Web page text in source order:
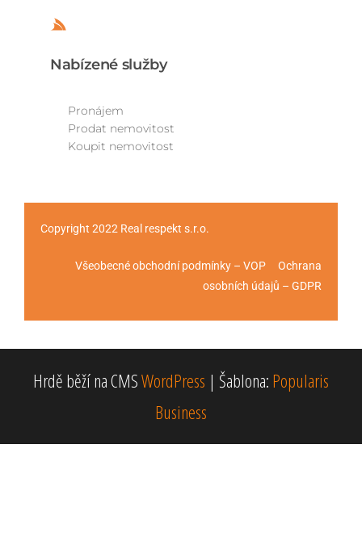
Nabízené služby
Pronájem
Prodat nemovitost
Koupit nemovitost
Copyright 2022 Real respekt s.r.o.
Všeobecné obchodní podmínky – VOP Ochrana
osobních údajů – GDPR
Hrdě běží na CMSWordPress | Šablona: Popularis
Business